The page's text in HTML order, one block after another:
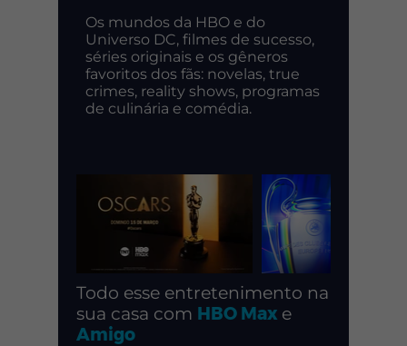
Os mundos da HBO e do
Universo DC, filmes de sucesso,
séries originais e os gêneros
favoritos dos fãs: novelas, true
crimes, reality shows, programas
de culinária e comédia.
Todo esse entretenimento na
sua casa com HBO Max e
Amigo